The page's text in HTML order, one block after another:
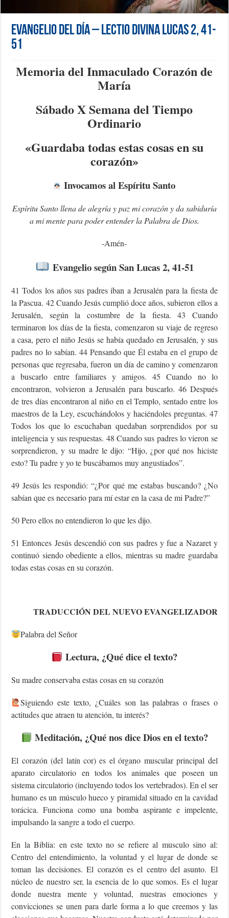
Evangelio del día – Lectio Divina Lucas 2, 41-
51
Memoria del Inmaculado Corazón de
María
Sábado X Semana del Tiempo
Ordinario
«Guardaba todas estas cosas en su
corazón»
Invocamos al Espíritu Santo
Espíritu Santo llena de alegría y paz mi corazón y da sabiduría
a mi mente para poder entender la Palabra de Dios.
-Amén-
Evangelio segúnSan Lucas 2, 41-51
41 Todos los años sus padres iban a Jerusalén para la fiesta de
la Pascua. 42 Cuando Jesús cumplió doce años, subieron ellos a
Jerusalén, según la costumbre de la fiesta. 43 Cuando
terminaron los días de la fiesta, comenzaron su viaje de regreso
a casa, pero el niño Jesús se había quedado en Jerusalén, y sus
padres no lo sabían. 44 Pensando que Él estaba en el grupo de
personas que regresaba, fueron un día de camino y comenzaron
a buscarlo entre familiares y amigos. 45 Cuando no lo
encontraron, volvieron a Jerusalén para buscarlo. 46 Después
de tres días encontraron al niño en el Templo, sentado entre los
maestros de la Ley, escuchándolos y haciéndoles preguntas. 47
Todos los que lo escuchaban quedaban sorprendidos por su
inteligencia y sus respuestas. 48 Cuando sus padres lo vieron se
sorprendieron, y su madre le dijo: “Hijo, ¿por qué nos hiciste
esto? Tu padre y yo te buscábamos muy angustiados”.
49 Jesús les respondió: “¿Por qué me estabas buscando? ¿No
sabían que es necesario para mí estar en la casa de mi Padre?”
50 Pero ellos no entendieron lo que les dijo.
51 Entonces Jesús descendió con sus padres y fue a Nazaret y
continuó siendo obediente a ellos, mientras su madre guardaba
todas estas cosas en su corazón.
TRADUCCIÓN DEL NUEVO EVANGELIZADOR
Palabra del Señor
Lectura, ¿Qué dice el texto?
Su madre conservaba estas cosas en su corazón
Siguiendo este texto, ¿Cuáles son las palabras o frases o
actitudes que atraen tu atención, tu interés?
Meditación, ¿Qué nos dice Dios en el texto?
El corazón (del latín cor) es el órgano muscular principal del
aparato circulatorio en todos los animales que poseen un
sistema circulatorio (incluyendo todos los vertebrados). En el ser
humano es un músculo hueco y piramidal situado en la cavidad
torácica. Funciona como una bomba aspirante e impelente,
impulsando la sangre a todo el cuerpo.
En la Biblia: en este texto no se refiere al musculo sino al:
Centro del entendimiento, la voluntad y el lugar de donde se
toman las decisiones. El corazón es el centro del asunto. El
núcleo de nuestro ser, la esencia de lo que somos. Es el lugar
donde nuestra mente y voluntad, nuestras emociones y
convicciones se unen para darle forma a lo que creemos y las